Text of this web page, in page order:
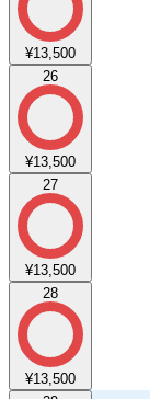
¥13,500
26
¥13,500
27
¥13,500
28
¥13,500